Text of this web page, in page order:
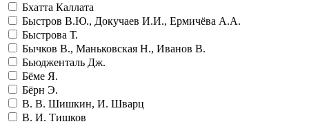
Бхатта Каллата
Быстров В.Ю., Докучаев И.И., Ермичёва А.А.
Быстрова Т.
Бычков В., Маньковская Н., Иванов В.
Бьюдженталь Дж.
Бёме Я.
Бёрн Э.
В. В. Шишкин, И. Шварц
В. И. Тишков